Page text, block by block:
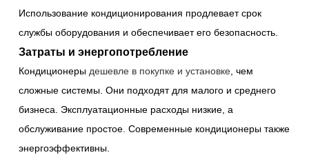
Использование кондиционирования продлевает срок
службы оборудования и обеспечивает его безопасность.
Затраты и энергопотребление
Кондиционеры дешевле в покупке и установке , чем
сложные системы. Они подходят для малого и среднего
бизнеса. Эксплуатационные расходы низкие, а
обслуживание простое. Современные кондиционеры также
энергоэффективны.